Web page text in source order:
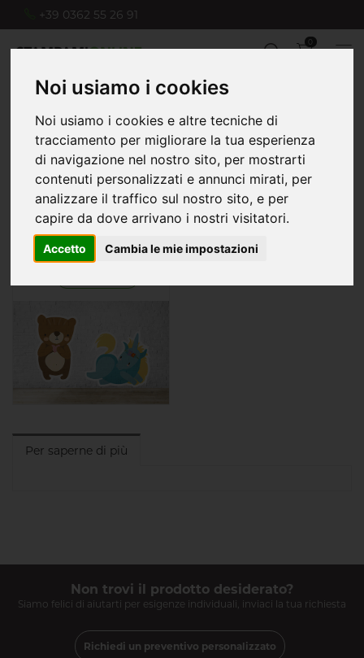
Noi usiamo i cookies
Noi usiamo i cookies e altre tecniche di
tracciamento per migliorare la tua esperienza
di navigazione nel nostro sito, per mostrarti
contenuti personalizzati e annunci mirati, per
analizzare il traffico sul nostro sito, e per
capire da dove arrivano i nostri visitatori.
Accetto Cambia le mie impostazioni
+39 0362 55 26 91
0
Home PVC Adesivi Adesivi per pareti
Adesivi per pareti
a partire da €6,90
Per saperne di più
Non trovi il prodotto desiderato?
Siamo felici di aiutarti per esigenze individuali, inviaci la tua richiesta
Richiedi un preventivo personalizzato